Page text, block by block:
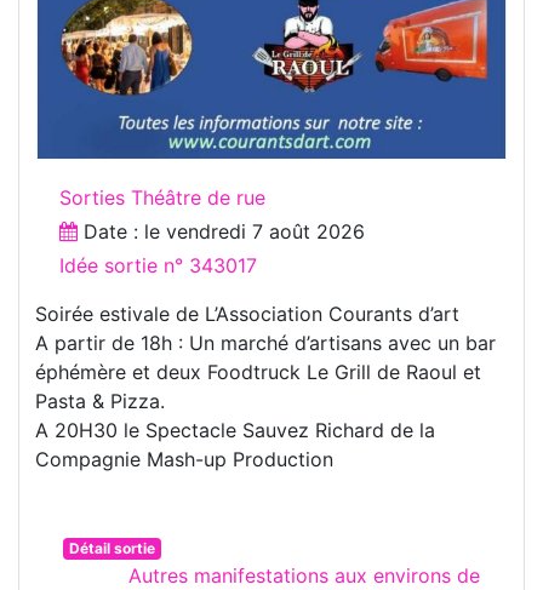
Sorties Théâtre de rue
Date : le vendredi 7 août 2026
Idée sortie n° 343017
Soirée estivale de L’Association Courants d’art
A partir de 18h : Un marché d’artisans avec un bar
éphémère et deux Foodtruck Le Grill de Raoul et
Pasta & Pizza.
A 20H30 le Spectacle Sauvez Richard de la
Compagnie Mash-up Production
Détail sortie
Autres manifestations aux environs de